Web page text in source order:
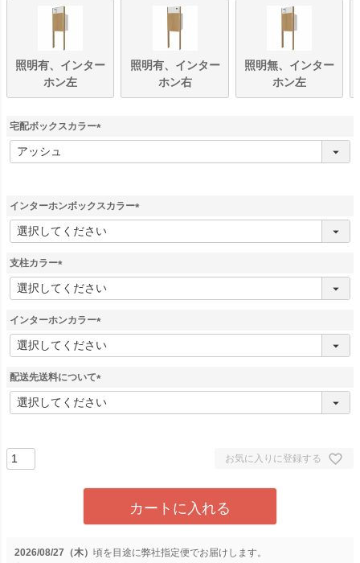
照明有、インター
ホン左
照明有、インター
ホン右
照明無、インター
ホン左
宅配ボックスカラー
(
インターホンボックスカラー
(
支柱カラー
(
必
)
インターホンカラー
(
必
)
配送先送料について
(
必
お気に入りに登録する
カートに入れる
2026/08/27（木） に弊社指定便でお届けします。